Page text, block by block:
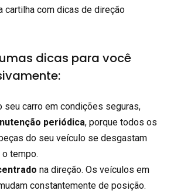
cartilha com dicas de direção
dicas para você
seu carro em condições seguras,
periódica, porque todos os
do seu veículo se desgastam
tempo.
na direção. Os veículos em
constantemente de posição.